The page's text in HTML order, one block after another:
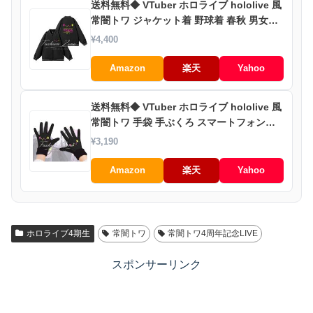
送料無料◆ VTuber ホロライブ hololive 風
常闇トワ ジャケット着 野球着 春秋 男女兼
用 大人気 キャラクターグッズ カジュアル
¥4,400
Amazon 楽天 Yahoo
送料無料◆ VTuber ホロライブ hololive 風
常闇トワ 手袋 手ぶくろ スマートフォン対
応 防寒 防風 グローブ あたたかい タッチパ
¥3,190
Amazon 楽天 Yahoo
ホロライブ4期生 常闇トワ 常闇トワ4周年記念LIVE
スポンサーリンク